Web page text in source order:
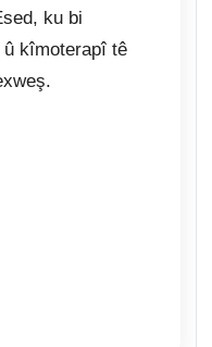
ku bi
kîmoterapî tê